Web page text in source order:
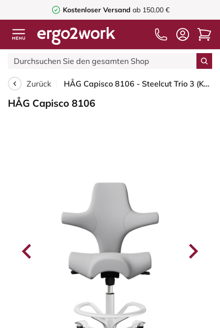
Kostenloser Versand ab 150,00 €
Zurück HÅG Capisco 8106 - Steelcut Trio 3 (Kvadrat) - Wolle / Polyamid - STT133 - Light grey - Weiß - 265 mm (Sitzhöhe 53-79cm) - Weiche Rollen für harte Böden
HÅG Capisco 8106